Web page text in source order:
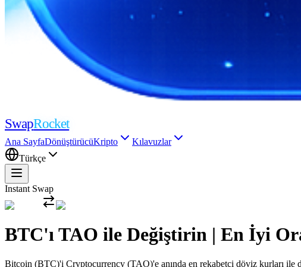
SwapRocket
Ana SayfaDönüştürücüKripto
Kılavuzlar
Türkçe
Instant Swap
BTC'ı TAO ile Değiştirin | En İyi
Bitcoin (BTC)'i Cryptocurrency (TAO)'e anında en rekabetçi döviz kurları ile